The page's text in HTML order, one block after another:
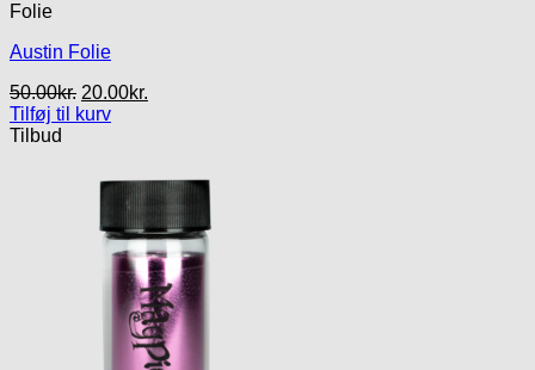
Folie
Austin Folie
50.00kr. Den
oprindelige
50.00kr..
20.00kr.
20.00kr..
Tilføj til kurv
Tilbud